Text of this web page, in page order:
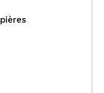
- Crème